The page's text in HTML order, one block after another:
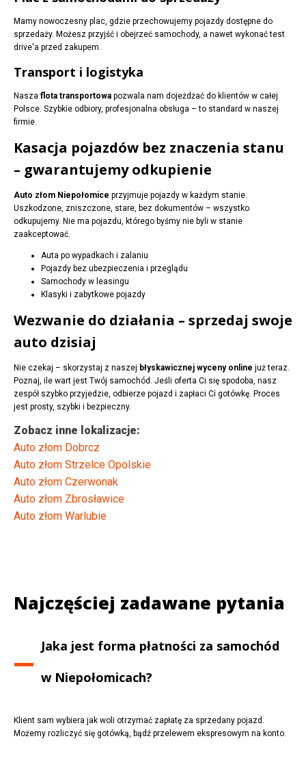
Mamy nowoczesny plac, gdzie przechowujemy pojazdy dostępne do
sprzedaży. Możesz przyjść i obejrzeć samochody, a nawet wykonać test
drive'a przed zakupem.
Transport i logistyka
Nasza flota transportowa pozwala nam dojeżdżać do klientów w całej
Polsce. Szybkie odbiory, profesjonalna obsługa – to standard w naszej
firmie.
Kasacja pojazdów bez znaczenia stanu
– gwarantujemy odkupienie
Auto złom Niepołomice przyjmuje pojazdy w każdym stanie.
Uszkodzone, zniszczone, stare, bez dokumentów – wszystko
odkupujemy. Nie ma pojazdu, którego byśmy nie byli w stanie
zaakceptować.
Auta po wypadkach i zalaniu
Pojazdy bez ubezpieczenia i przeglądu
Samochody w leasingu
Klasyki i zabytkowe pojazdy
Wezwanie do działania – sprzedaj swoje
auto dzisiaj
Nie czekaj – skorzystaj z naszej błyskawicznej wyceny online już teraz.
Poznaj, ile wart jest Twój samochód. Jeśli oferta Ci się spodoba, nasz
zespół szybko przyjedzie, odbierze pojazd i zapłaci Ci gotówkę. Proces
jest prosty, szybki i bezpieczny.
Zobacz inne lokalizacje:
Auto złom Dobrcz
Auto złom Strzelce Opolskie
Auto złom Czerwonak
Auto złom Zbrosławice
Auto złom Warlubie
Najczęściej zadawane pytania
Jaka jest forma płatności za samochód
w Niepołomicach?
Klient sam wybiera jak woli otrzymać zapłatę za sprzedany pojazd.
Możemy rozliczyć się gotówką, bądź przelewem ekspresowym na konto.